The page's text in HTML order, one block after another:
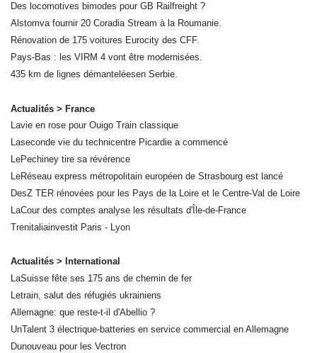
Des locomotives bimodes pour GB Railfreight ?
Alstomva fournir 20 Coradia Stream à la Roumanie.
Rénovation de 175 voitures Eurocity des CFF.
Pays-Bas : les VIRM 4 vont être modernisées.
435 km de lignes démanteléesen Serbie.
Actualités > France
Lavie en rose pour Ouigo Train classique
Laseconde vie du technicentre Picardie a commencé
LePechiney tire sa révérence
LeRéseau express métropolitain européen de Strasbourg est lancé
DesZ TER rénovées pour les Pays de la Loire et le Centre-Val de Loire
LaCour des comptes analyse les résultats d'Île-de-France
Trenitaliainvestit Paris - Lyon
Actualités > International
LaSuisse fête ses 175 ans de chemin de fer
Letrain, salut des réfugiés ukrainiens
Allemagne: que reste-t-il d'Abellio ?
UnTalent 3 électrique-batteries en service commercial en Allemagne
Dunouveau pour les Vectron